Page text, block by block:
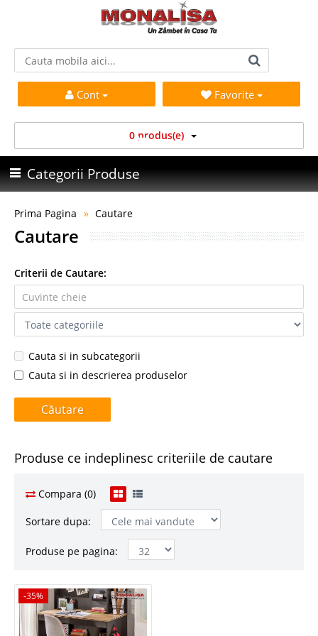
Cont Favorite
0 produs(e)
Categorii Produse
Prima Pagina Cautare
Cautare
Criterii de Cautare:
Cauta si in subcategorii
Cauta si in descrierea produselor
Produse ce indeplinesc criteriile de cautare
Compara (0)
Sortare dupa:
Produse pe pagina:
-35%
-35%